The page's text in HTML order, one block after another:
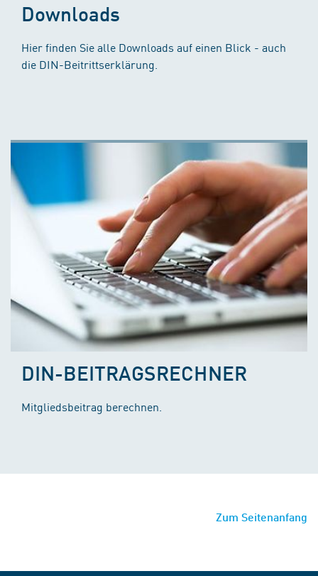
Downloads
Hier finden Sie alle Downloads auf einen Blick - auch
die DIN-Beitrittserklärung.
DIN-BEITRAGSRECHNER
Mitgliedsbeitrag berechnen.
Zum Seitenanfang